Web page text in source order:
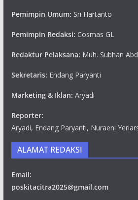
Pemimpin Umum: Sri Hartanto
Pemimpin Redaksi: Cosmas GL
Redaktur Pelaksana: Muh. Subhan
Sekretaris: Endang Paryanti
Marketing & Iklan: Aryadi
Reporter:
Aryadi, Endang Paryanti, Nuraeni
ALAMAT REDAKSI
Email:
poskitacitra2025@gmail.com